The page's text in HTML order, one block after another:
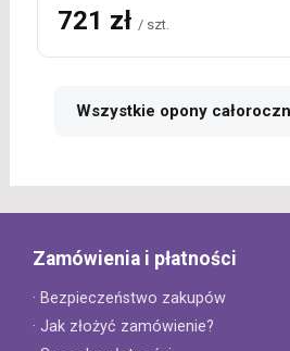
721 zł / szt.
Wszystkie opony
Zamówienia i płatności
· Bezpieczeństwo zakupów
· Jak złożyć zamówienie?